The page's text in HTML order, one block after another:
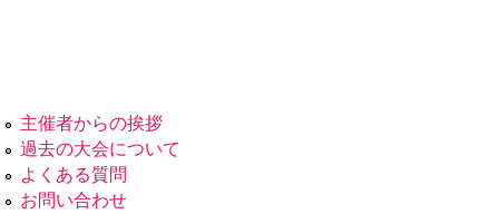
主催者からの挨拶
過去の大会について
よくある質問
お問い合わせ